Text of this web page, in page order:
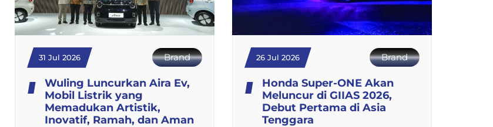
31 Jul 2026 Brand
Wuling Luncurkan Aira Ev,
Mobil Listrik yang
Memadukan Artistik,
Inovatif, Ramah, dan Aman
26 Jul 2026 Brand
Honda Super-ONE Akan
Meluncur di GIIAS 2026,
Debut Pertama di Asia
Tenggara